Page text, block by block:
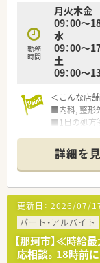
勤務
時間
月火木金
09：00～
水
09：00～
土
09：00～
＜こんな店
■内科, 整形
■1日の処方
＜豊富なキ
■薬剤師のス
分野を極め
■現場主義（
用・教育な
わるなど、
＜長期就業
■有休は、み
詳細を
更新日： 2026/07/
パート・アルバイト
【那珂市】≪時給
応相談。18時前